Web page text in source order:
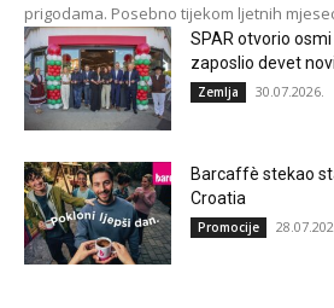
prigodama. Posebno tijekom ljetnih
SPAR otvorio
zaposlio devet
Zemlja 30.07.2026.
Barcaffè stekao
Croatia
Promocije